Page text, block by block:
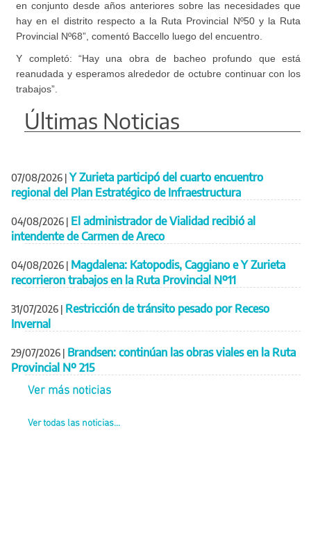
en conjunto desde años anteriores sobre las necesidades que
hay en el distrito respecto a la Ruta Provincial Nº50 y la Ruta
Provincial Nº68”, comentó Baccello luego del encuentro.
Y completó: “Hay una obra de bacheo profundo que está
reanudada y esperamos alrededor de octubre continuar con los
trabajos”.
Últimas Noticias
07/08/2026 | Y Zurieta participó del cuarto encuentro
regional del Plan Estratégico de Infraestructura
04/08/2026 | El administrador de Vialidad recibió al
intendente de Carmen de Areco
04/08/2026 | Magdalena: Katopodis, Caggiano e Y Zurieta
recorrieron trabajos en la Ruta Provincial Nº11
31/07/2026 | Restricción de tránsito pesado por Receso
Invernal
29/07/2026 | Brandsen: continúan las obras viales en la Ruta
Provincial Nº 215
Ver más noticias
Ver todas las noticias...